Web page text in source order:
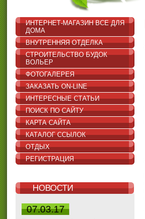
ИНТЕРНЕТ-МАГАЗИН ВСЕ ДЛЯ
ДОМА
ВНУТРЕННЯЯ ОТДЕЛКА
СТРОИТЕЛЬСТВО БУДОК
ВОЛЬЕР
ФОТОГАЛЕРЕЯ
ЗАКАЗАТЬ ON-LINE
ИНТЕРЕСНЫЕ СТАТЬИ
ПОИСК ПО САЙТУ
КАРТА САЙТА
КАТАЛОГ ССЫЛОК
ОТДЫХ
РЕГИСТРАЦИЯ
НОВОСТИ
07.03.17